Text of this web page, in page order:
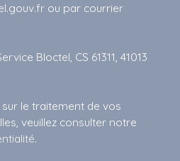
ou par courrier
Bloctel, CS 61311, 41013
le traitement de vos
veuillez consulter notre
.